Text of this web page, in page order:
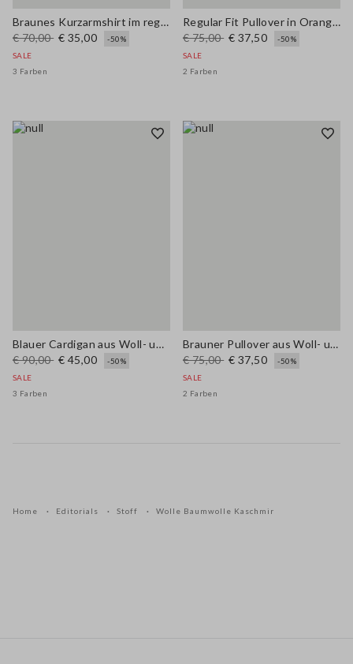
Braunes Kurzarmshirt im regulären Fit aus Wollmischung
€ 70,00 € 35,00
-50%
SALE
3 Farben
Regular Fit Pullover in Orange aus Woll-und Baumwollmischung
€ 75,00 € 37,50
-50%
SALE
2 Farben
Blauer Cardigan aus Woll- und Baumwollmischung, Regular Fit
€ 90,00 € 45,00
-50%
SALE
3 Farben
Brauner Pullover aus Woll- und Baumwollmischung im Regular Fit
€ 75,00 € 37,50
-50%
SALE
2 Farben
Home Editorials Stoff Wolle Baumwolle Kaschmir